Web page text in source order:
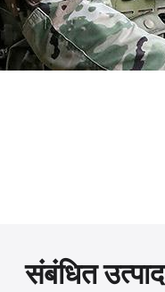
संबंधित उत्पाद